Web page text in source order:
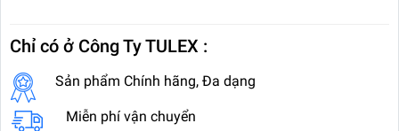
Chỉ có ở Công Ty TULEX :
Sản phẩm Chính hãng, Đa dạng
Miễn phí vận chuyển